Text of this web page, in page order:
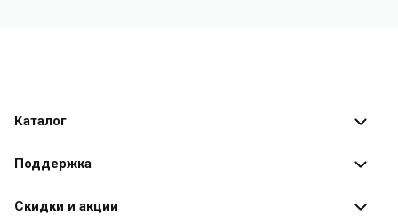
Каталог
Каталог программ
Поддержка
Оплата заказов
Скидки и акции